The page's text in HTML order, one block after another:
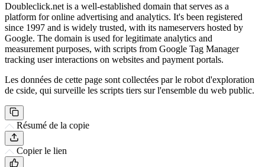
Doubleclick.net is a well-established domain that serves as a
platform for online advertising and analytics. It's been registered
since 1997 and is widely trusted, with its nameservers hosted by
Google. The domain is used for legitimate analytics and
measurement purposes, with scripts from Google Tag Manager
tracking user interactions on websites and payment portals.
Les données de cette page sont collectées par le robot d'exploration
de cside, qui surveille les scripts tiers sur l'ensemble du web public.
Résumé de la copie
Copier le lien